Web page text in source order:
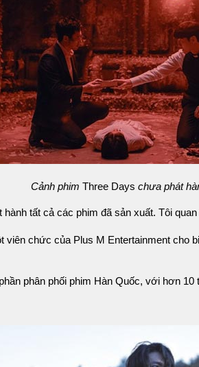
Cảnh phim Three Days chưa phát
hành tất cả các phim đã sản xuất. Tôi
chức của Plus M Entertainment cho
phân phối phim Hàn Quốc, với hơn